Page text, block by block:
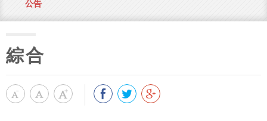
公告
綜合